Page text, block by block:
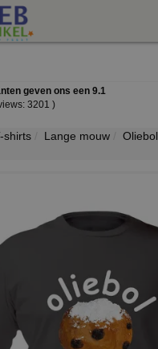
geven ons een 9.1
3201 )
shirts Lange mouw Oliebol